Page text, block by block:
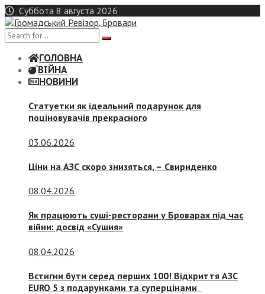
Skip
to
content
Суббота 8 августа 2026
ГОЛОВНА
ВІЙНА
НОВИНИ
Статуетки як ідеальний подарунок для
поціновувачів прекрасного
03.06.2026
Ціни на АЗС скоро знизяться, – Свириденко
08.04.2026
Як працюють суші-ресторани у Броварах під час
війни: досвід «Сушия»
08.04.2026
Встигни бути серед перших 100! Відкриття АЗС
EURO 5 з подарунками та суперцінами